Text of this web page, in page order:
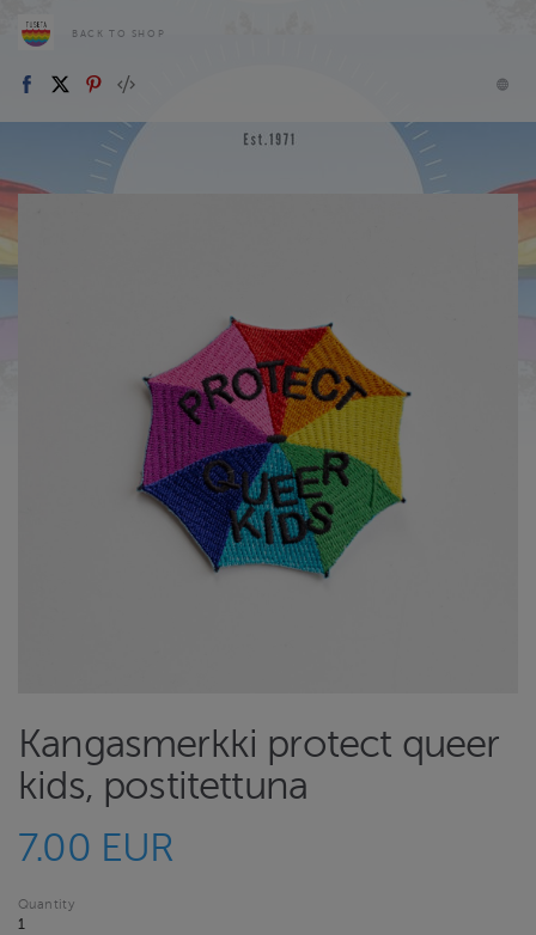
BACK TO SHOP
Kangasmerkki protect queer
kids, postitettuna
7.00 EUR
Quantity